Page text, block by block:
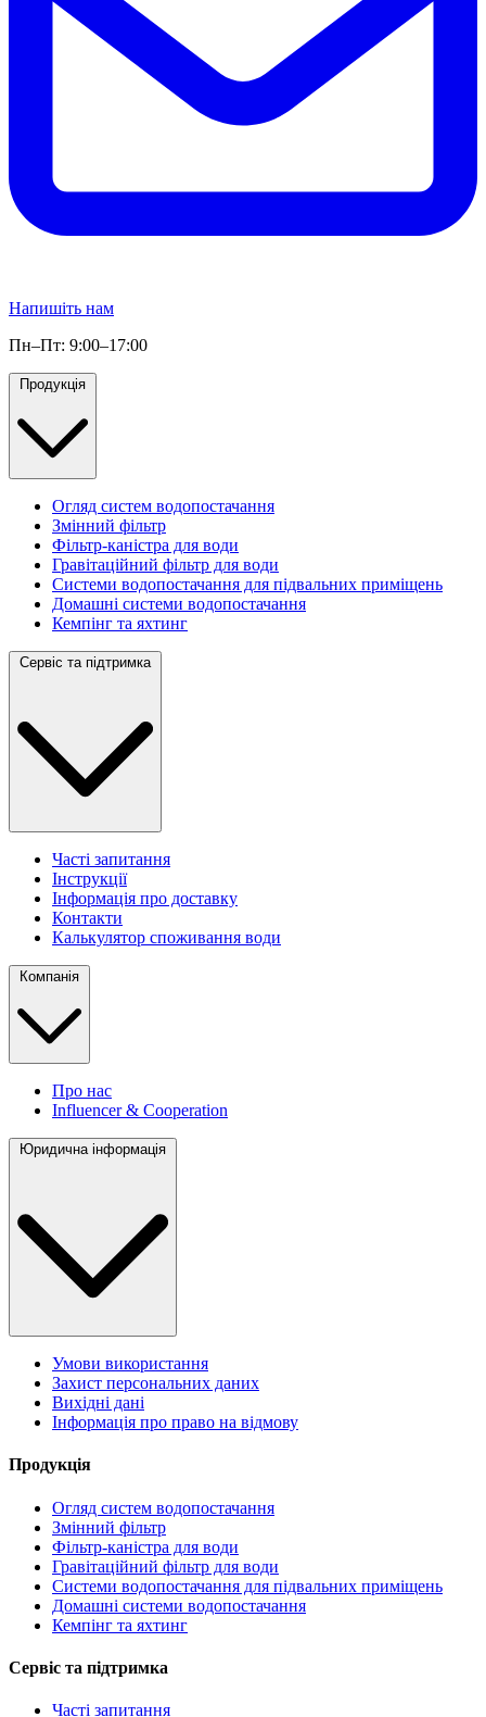
Напишіть нам
Пн–Пт: 9:00–17:00
Продукція
Огляд систем водопостачання
Змінний фільтр
Фільтр-каністра для води
Гравітаційний фільтр для води
Системи водопостачання для підвальних приміщень
Домашні системи водопостачання
Кемпінг та яхтинг
Сервіс та підтримка
Часті запитання
Інструкції
Інформація про доставку
Контакти
Калькулятор споживання води
Компанія
Про нас
Influencer & Cooperation
Юридична інформація
Умови використання
Захист персональних даних
Вихідні дані
Інформація про право на відмову
Продукція
Огляд систем водопостачання
Змінний фільтр
Фільтр-каністра для води
Гравітаційний фільтр для води
Системи водопостачання для підвальних приміщень
Домашні системи водопостачання
Кемпінг та яхтинг
Сервіс та підтримка
Часті запитання